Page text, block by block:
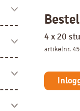
4 x 20
artikelnr.